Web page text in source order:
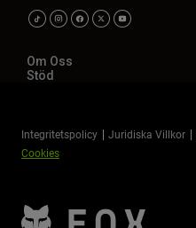
Om Oss
Stöd
Integritetspolicy Juridiska Villkor
Cookies